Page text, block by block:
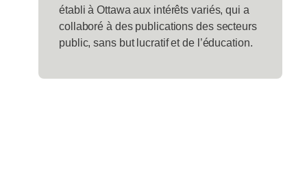
établi à Ottawa aux intérêts variés, qui a
collaboré à des publications des secteurs
public, sans but lucratif et de l’éducation.